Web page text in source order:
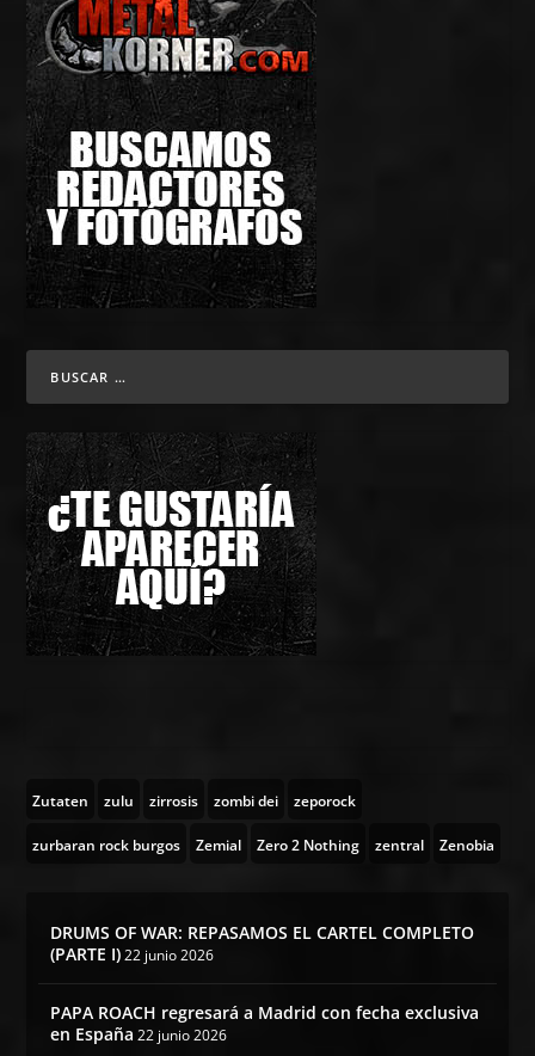
Zutaten zulu zirrosis zombi dei zeporock
zurbaran rock burgos Zemial Zero 2 Nothing zentral Zenobia
DRUMS OF WAR: REPASAMOS EL CARTEL COMPLETO
(PARTE I) 22 junio 2026
PAPA ROACH regresará a Madrid con fecha exclusiva
en España 22 junio 2026